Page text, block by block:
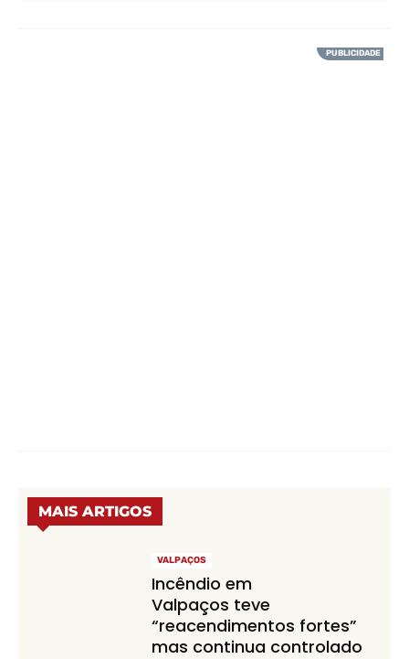
MAIS ARTIGOS
VALPAÇOS
Incêndio em
Valpaços teve
“reacendimentos fortes”
mas continua controlado